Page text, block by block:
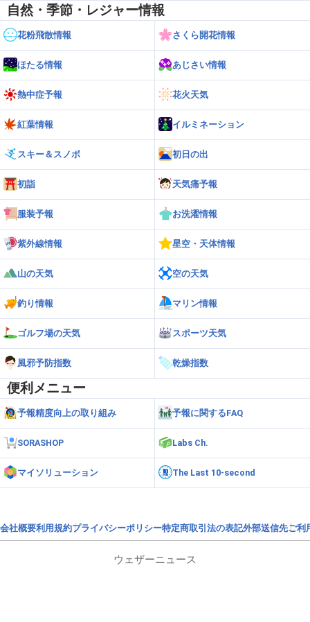
自然・季節・レジャー情報
花粉飛散情報 さくら開花情報
ほたる情報 あじさい情報
熱中症予報 花火天気
紅葉情報 イルミネーション
スキー＆スノボ 初日の出
初詣 天気痛予報
服装予報 お洗濯情報
紫外線情報 星空・天体情報
山の天気 空の天気
釣り情報 マリン情報
ゴルフ場の天気 スポーツ天気
風邪予防指数 乾燥指数
便利メニュー
予報精度向上の取り組み 予報に関するFAQ
SORASHOP Labs Ch.
マイソリューション The Last 10-second
会社概要利用規約プライバシーポリシー特定商取引法の表記外部送信先ご利
ウェザーニュース